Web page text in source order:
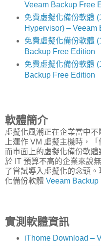
Veeam Backup Free
免費虛擬化備份軟體
Hypervisor) – Veeam
免費虛擬化備份軟體
Backup Free Edition
免費虛擬化備份軟體
Backup Free Edition
軟體簡介
虛擬化風潮正在企業當中
上運作 VM 虛擬主機時，
而市面上的虛擬化備份軟
於 IT 預算不高的企業來說
了嘗試導入虛擬化的念頭
化備份軟體 Veeam Backup
實測軟體資訊
iThome Download –